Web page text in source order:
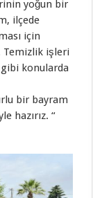
yoğun bir
ilçede
için
Temizlik işleri
konularda
bir bayram
hazırız. “